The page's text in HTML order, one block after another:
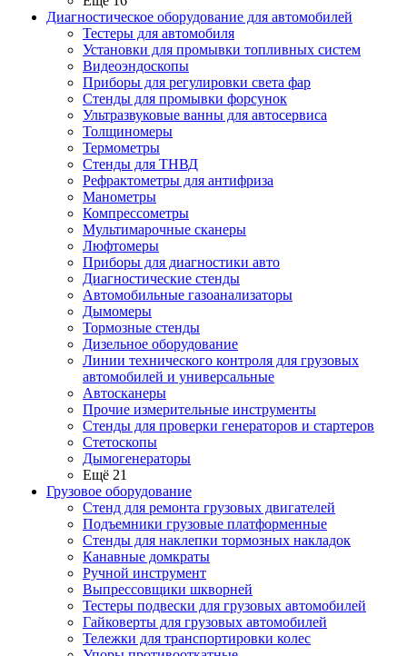
Диагностическое оборудование для автомобилей
Тестеры для автомобиля
Установки для промывки топливных систем
Видеоэндоскопы
Приборы для регулировки света фар
Стенды для промывки форсунок
Ультразвуковые ванны для автосервиса
Толщиномеры
Термометры
Стенды для ТНВД
Рефрактометры для антифриза
Манометры
Компрессометры
Мультимарочные сканеры
Люфтомеры
Приборы для диагностики авто
Диагностические стенды
Автомобильные газоанализаторы
Дымомеры
Тормозные стенды
Дизельное оборудование
Линии технического контроля для грузовых
автомобилей и универсальные
Автосканеры
Прочие измерительные инструменты
Стенды для проверки генераторов и стартеров
Стетоскопы
Дымогенераторы
Ещё 21
Грузовое оборудование
Стенд для ремонта грузовых двигателей
Подъемники грузовые платформенные
Стенды для наклепки тормозных накладок
Канавные домкраты
Ручной инструмент
Выпрессовщики шкворней
Тестеры подвески для грузовых автомобилей
Гайковерты для грузовых автомобилей
Тележки для транспортировки колес